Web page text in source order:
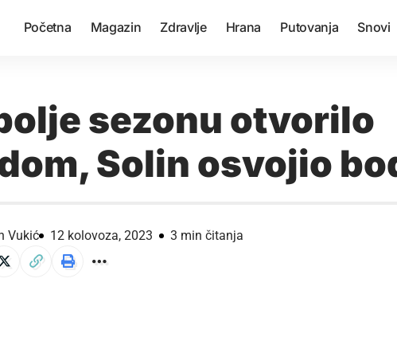
Početna Magazin Zdravlje Hrana Putovanja Snovi
sezonu otvorilo
Solin osvojio
Vukić 12 kolovoza, 2023 3 min čitanja